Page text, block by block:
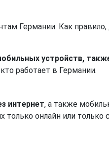
Германии. Как
устройств,
работает в Германии.
интернет, а также
онлайн или только